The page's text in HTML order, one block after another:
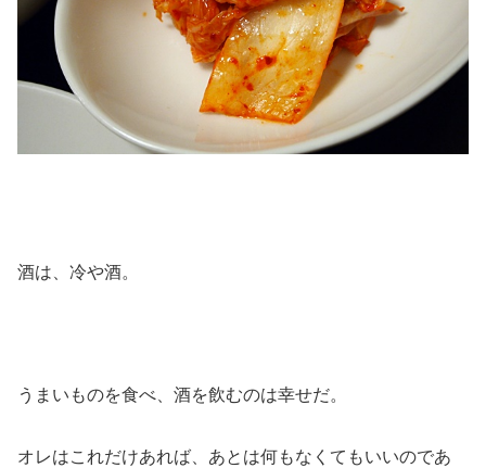
酒は、冷や酒。
うまいものを食べ、酒を飲むのは幸せだ。
オレはこれだけあれば、あとは何もなくてもいいのであ